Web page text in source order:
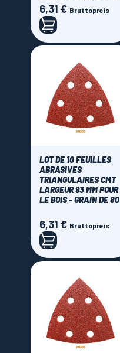
Preis
6,31 € Bruttopreis
LOT DE 10 FEUILLES
ABRASIVES
TRIANGULAIRES CMT
LARGEUR 93 MM POUR
LE BOIS - GRAIN DE 80
Preis
6,31 € Bruttopreis